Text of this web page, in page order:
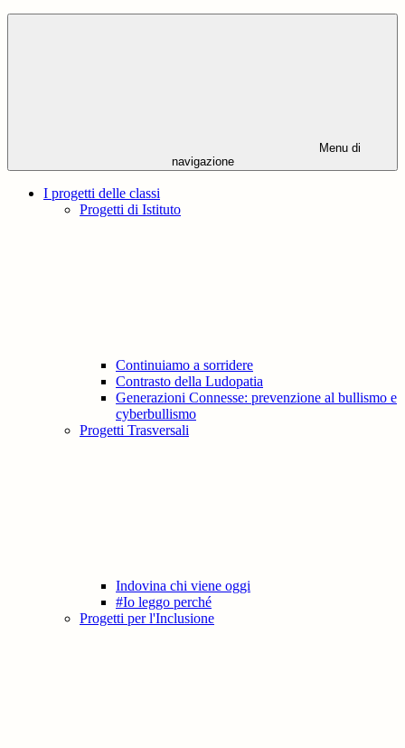
Menu di
navigazione
I progetti delle classi
Progetti di Istituto
Continuiamo a sorridere
Contrasto della Ludopatia
Generazioni Connesse: prevenzione al bullismo e
cyberbullismo
Progetti Trasversali
Indovina chi viene oggi
#Io leggo perché
Progetti per l'Inclusione